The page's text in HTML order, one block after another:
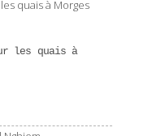
les quais à